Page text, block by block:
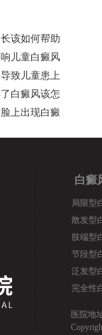
该如何帮助
儿童白癜风
致儿童患上
白癜风该怎
上出现白癜
白癜
局限型
散发型
肢端型
节段型
泛发型
完全性
医院地